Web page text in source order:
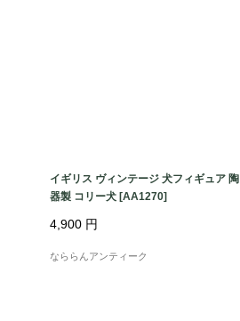
イギリス ヴィンテージ 犬フィギュア 陶
器製 コリー犬 [AA1270]
4,900 円
なららんアンティーク